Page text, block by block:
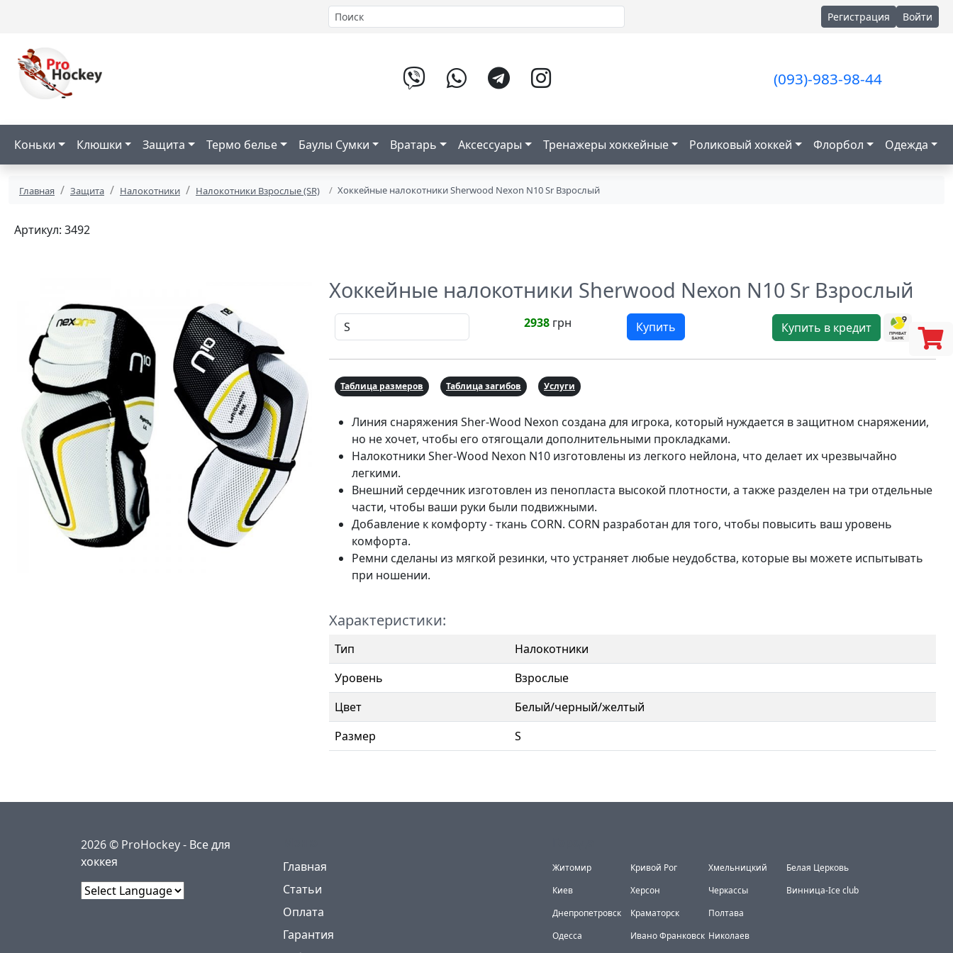
Регистрация Войти
(093)-983-98-44
Коньки Клюшки Защита Термо белье Баулы Сумки Вратарь Аксессуары Тренажеры хоккейные Роликовый хоккей Флорбол Одежда
Главная Защита Налокотники Налокотники Взрослые (SR) Хоккейные налокотники Sherwood Nexon N10 Sr Взрослый
Артикул: 3492
Хоккейные налокотники Sherwood Nexon N10 Sr Взрослый
2938 грн Купить Купить в кредит
Таблица размеров Таблица загибов Услуги
Линия снаряжения Sher-Wood Nexon создана для игрока, который нуждается в защитном снаряжении,
но не хочет, чтобы его отягощали дополнительными прокладками.
Налокотники Sher-Wood Nexon N10 изготовлены из легкого нейлона, что делает их чрезвычайно
легкими.
Внешний сердечник изготовлен из пенопласта высокой плотности, а также разделен на три отдельные
части, чтобы ваши руки были подвижными.
Добавление к комфорту - ткань CORN. CORN разработан для того, чтобы повысить ваш уровень
комфорта.
Ремни сделаны из мягкой резинки, что устраняет любые неудобства, которые вы можете испытывать
при ношении.
Характеристики:
Тип
Налокотники
Уровень
Взрослые
Цвет
Белый/черный/желтый
Размер
S
2026 © ProHockey - Все для
хоккея
Главная
Статьи
Оплата
Гарантия
Житомир
Киев
Днепропетровск
Одесса
Кривой Рог
Херсон
Краматорск
Ивано Франковск
Хмельницкий
Черкассы
Полтава
Николаев
Белая Церковь
Винница-Ice club